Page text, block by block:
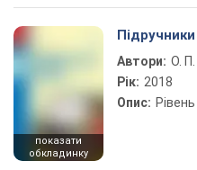
показати
обкладинку
Автори: О. П.
Рік: 2018
Опис: